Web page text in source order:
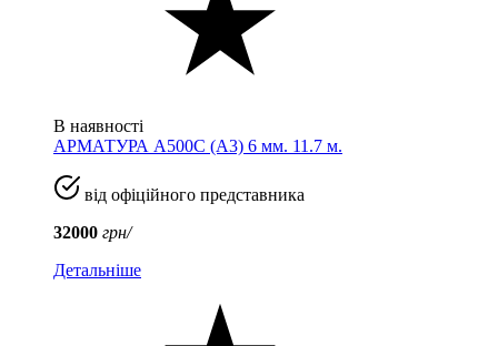
В наявності
АРМАТУРА А500С (A3) 6 мм. 11.7 м.
від офіційного представника
32000 грн/
Детальніше